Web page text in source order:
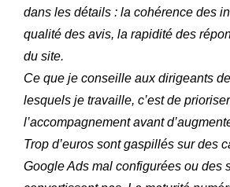
dans les détails : la cohérence des
qualité des avis, la rapidité des
du site.
Ce que je conseille aux dirigeants
lesquels je travaille, c’est de
l’accompagnement avant
Trop d’euros sont gaspillés sur des
Google Ads mal configurées ou des